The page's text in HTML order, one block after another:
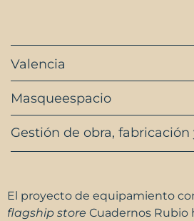
Valencia
Masqueespacio
Gestión de obra,
El proyecto de equipamiento
flagship store Cuadernos Rubio